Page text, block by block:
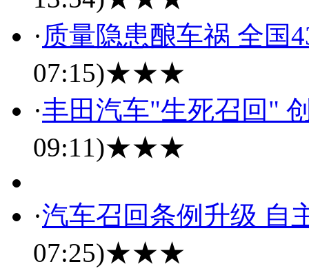
· 质量隐患酿车祸 全国
07:15)★★★
·丰田汽车"生死召回"
09:11)★★★
·汽车召回条例升级 自
07:25)★★★